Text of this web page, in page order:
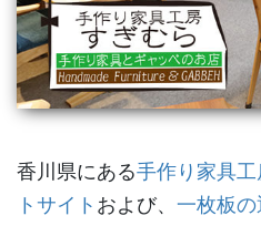
香川県にある手作り家具
トサイト および、 一枚板の